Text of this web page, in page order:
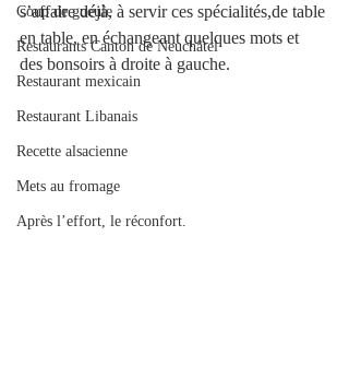
Coup de gueule
Restaurants Canton de Neuchâtel
Restaurant mexicain
Restaurant Libanais
Recette alsacienne
Mets au fromage
Après l’effort, le réconfort.
s’affaire déjà, à servir ces spécialités,de table
en table, en échangeant quelques mots et
des bonsoirs à droite à gauche.